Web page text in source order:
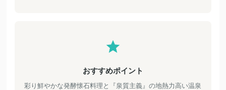
おすすめポイント
彩り鮮やかな発酵懐石料理と『泉質主義』の地熱力高い温泉